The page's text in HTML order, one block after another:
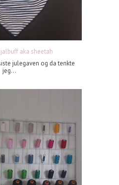
aka sheetah
julegaven og da tenkte
jeg...